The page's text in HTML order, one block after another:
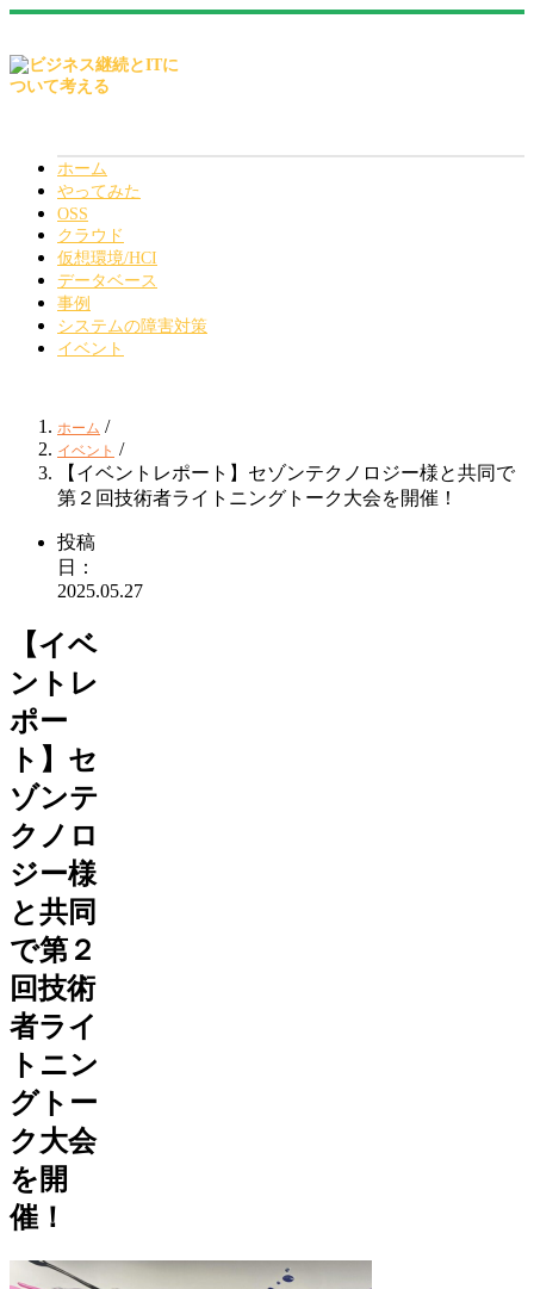
ホーム
やってみた
OSS
クラウド
仮想環境/HCI
データベース
事例
システムの障害対策
イベント
ホーム /
イベント /
【イベントレポート】セゾンテクノロジー様と共同で
第２回技術者ライトニングトーク大会を開催！
投稿
日：
2025.05.27
【イベ
ントレ
ポー
ト】セ
ゾンテ
クノロ
ジー様
と共同
で第２
回技術
者ライ
トニン
グトー
ク大会
を開
催！